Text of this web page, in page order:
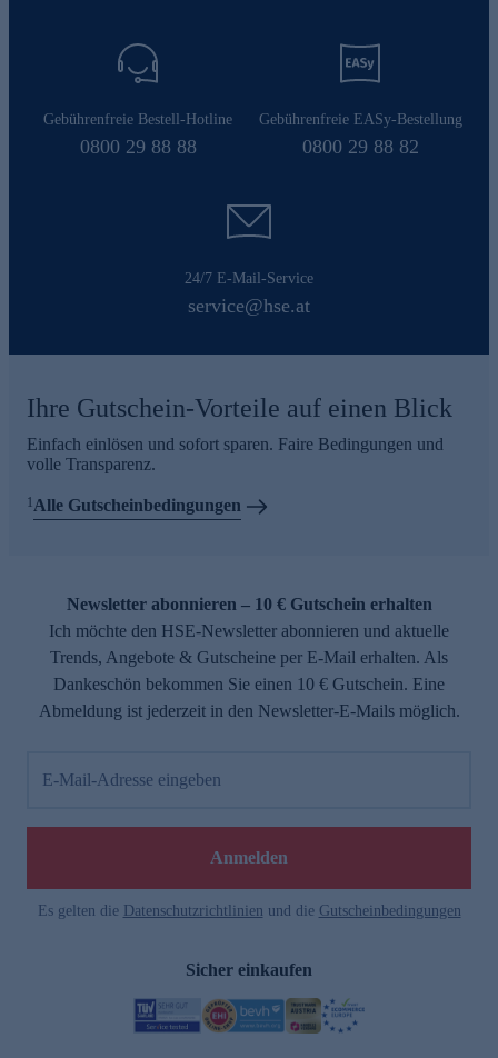
Gebührenfreie Bestell-Hotline
0800 29 88 88
Gebührenfreie EASy-Bestellung
0800 29 88 82
24/7 E-Mail-Service
service@hse.at
Ihre Gutschein-Vorteile auf einen Blick
Einfach einlösen und sofort sparen. Faire Bedingungen und
volle Transparenz.
1 Alle Gutscheinbedingungen
Newsletter abonnieren – 10 € Gutschein erhalten
Ich möchte den HSE-Newsletter abonnieren und aktuelle
Trends, Angebote & Gutscheine per E-Mail erhalten. Als
Dankeschön bekommen Sie einen 10 € Gutschein. Eine
Abmeldung ist jederzeit in den Newsletter-E-Mails möglich.
E-Mail-Adresse eingeben
Anmelden
Es gelten die Datenschutzrichtlinien und die Gutscheinbedingungen
Sicher einkaufen